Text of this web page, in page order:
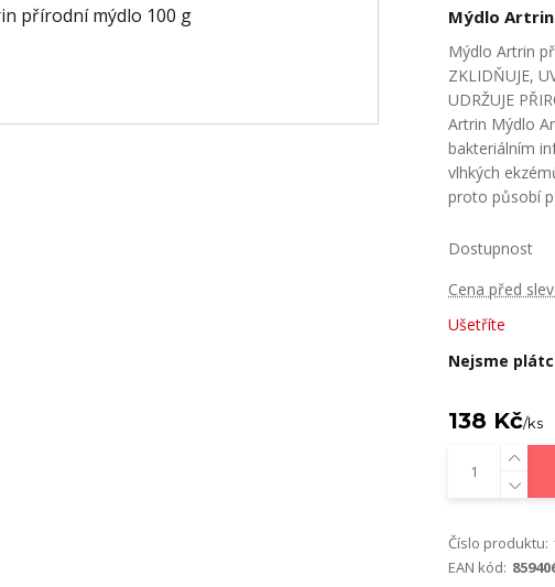
Mýdlo Artrin
Mýdlo Artrin
ZKLIDŇUJE,
UDRŽUJE
Artrin Mýdlo
bakteriálním
vlhkých
proto působí
Dostupnost
Cena před
Ušetříte
Nejsme
138 Kč/ks
Číslo produktu:
EAN kód: